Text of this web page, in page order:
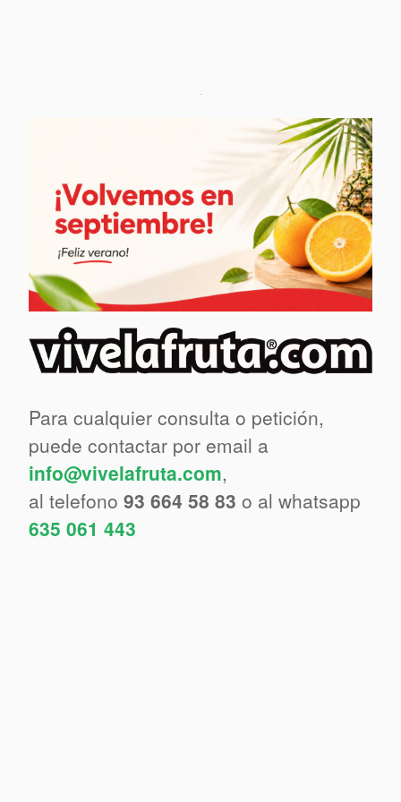
Para cualquier consulta o petición,
puede contactar por email a
info@vivelafruta.com,
al telefono 93 664 58 83 o al whatsapp
635 061 443